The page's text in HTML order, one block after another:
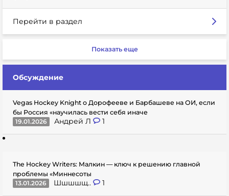
Перейти в раздел
Показать еще
Обсуждение
Vegas Hockey Knight о Дорофееве и Барбашеве на ОИ, если
бы Россия «научилась вести себя иначе
19.01.2026
Андрей Л 1
The Hockey Writers: Малкин — ключ к решению главной
проблемы «Миннесоты
13.01.2026
Шшшшщ.. 1